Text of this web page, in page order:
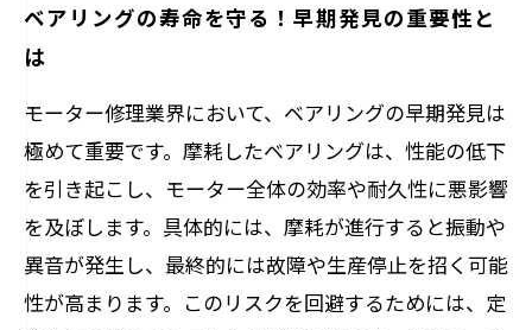
持続可能な運用を目指す！メンテナンスがも
たらす長期的効果
摩耗するベアリングを放置するリスクとその
対策
ベアリングの寿命を守る！早期発見の重要性と
は
モーター修理業界において、ベアリングの早期発見は
極めて重要です。摩耗したベアリングは、性能の低下
を引き起こし、モーター全体の効率や耐久性に悪影響
を及ぼします。具体的には、摩耗が進行すると振動や
異音が発生し、最終的には故障や生産停止を招く可能
性が高まります。このリスクを回避するためには、定